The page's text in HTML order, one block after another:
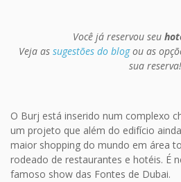
Você já reservou seu
Veja as sugestões do blogou as
sua reserva!
O Burj está inserido num complexo
um projeto que além do edifício
maior shopping do mundo em área
rodeado de restaurantes e hotéis. É
famoso show das Fontes de Dubai.